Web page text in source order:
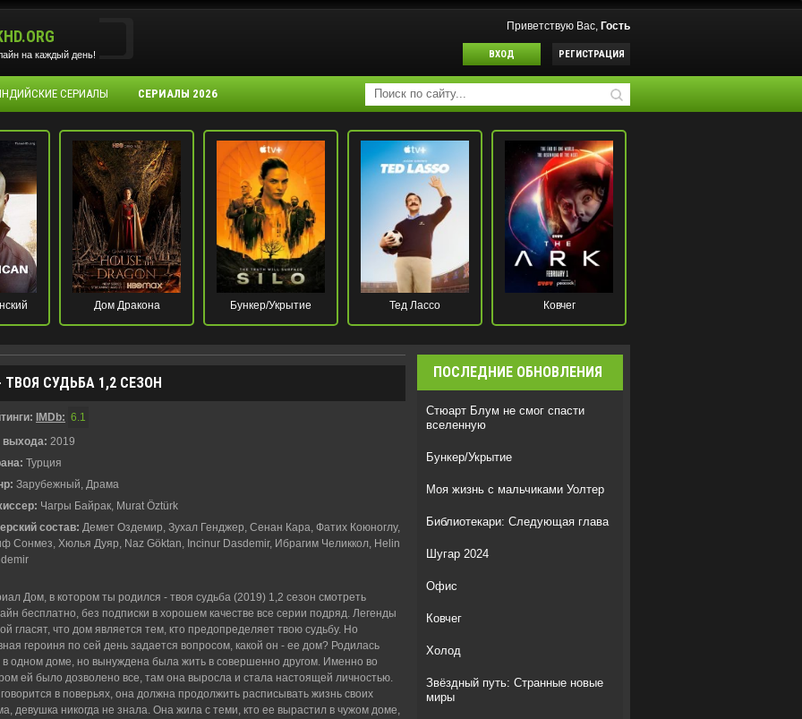
на каждый день!
Приветствую Вас, Гость
ВХОД РЕГИСТРАЦИЯ
СЕРИАЛЫ СЕРИАЛЫ 2026
Дом Дракона Бункер/Укрытие Тед Лассо Ковчег
СУДЬБА 1,2 СЕЗОН
IMDb: 6.1
выхода: 2019
Турция
Зарубежный, Драма
Чагры Байрак, Murat Öztürk
состав: Демет Оздемир, Зухал Генджер, Сенан Кара, Фатих Коюноглу,
Сонмез, Хюлья Дуяр, Naz Göktan, Incinur Dasdemir, Ибрагим Челиккол, Helin
Дом, в котором ты родился - твоя судьба (2019) 1,2 сезон смотреть
бесплатно, без подписки в хорошем качестве все серии подряд. Легенды
гласят, что дом является тем, кто предопределяет твою судьбу. Но
героиня по сей день задается вопросом, какой он - ее дом? Родилась
в одном доме, но вынуждена была жить в совершенно другом. Именно во
ей было дозволено все, там она выросла и стала настоящей личностью.
говорится в поверьях, она должна продолжить расписывать жизнь своих
девушка никогда не знала. Она жила с теми, кто ее вырастил в чужом доме,
ПОСЛЕДНИЕ ОБНОВЛЕНИЯ
Стюарт Блум не смог спасти
вселенную
Бункер/Укрытие
Моя жизнь с мальчиками Уолтер
Библиотекари: Следующая глава
Шугар 2024
Офис
Ковчег
Холод
Звёздный путь: Странные новые
миры